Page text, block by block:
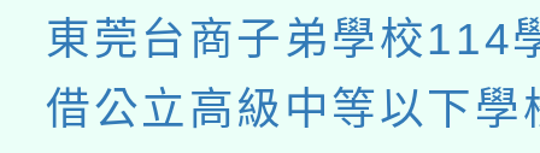
東莞台商子弟學校114
借公立高級中等以下學